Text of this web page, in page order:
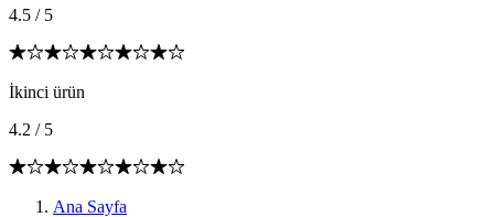
4.5 / 5
İkinci ürün
4.2 / 5
Ana Sayfa